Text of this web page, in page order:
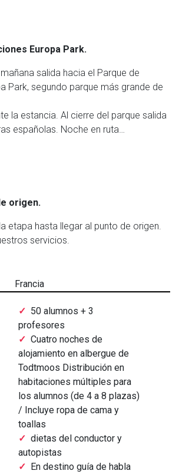
Europa Park.
salida hacia el Parque de
Park, segundo parque más grande de
la estancia. Al cierre del parque salida
españolas. Noche en ruta…
origen.
etapa hasta llegar al punto de origen.
servicios.
Francia
50 alumnos + 3
profesores
Cuatro noches de
alojamiento en albergue de
Todtmoos Distribución en
habitaciones múltiples para
los alumnos (de 4 a 8 plazas)
/ Incluye ropa de cama y
toallas
dietas del conductor y
autopistas
En destino guía de habla